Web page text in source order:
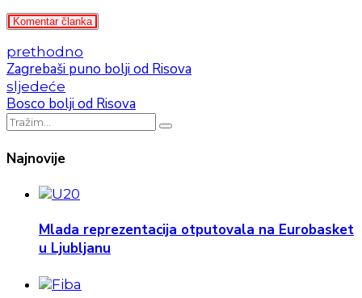
Komentar članka
prethodno
Zagrebaši puno bolji od Risova
sljedeće
Bosco bolji od Risova
Najnovije
Mlada reprezentacija otputovala na Eurobasket
u Ljubljanu